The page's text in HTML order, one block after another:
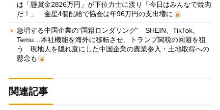
は「懸賞金2826万円」が下位力士に渡り「今日はみんなで焼肉
だ！」 金星4個配給で協会は年96万円の支出増に
急増する中国企業の“国籍ロンダリング” SHEIN、TikTok、
Temu…本社機能を海外に移転させ、トランプ関税の回避を狙
う 現地人を隠れ蓑にした中国企業の農業参入・土地取得への
懸念も
関連記事